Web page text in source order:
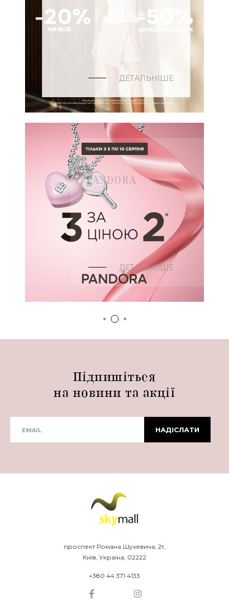
ДЕТАЛЬНІШЕ
Акції
PANDORA
ДЕТАЛЬНІШЕ
Підпишіться
на новини та акції
проспект Романа Шухевича, 2т,
Київ, Україна, 02222
+380 44 371 4133